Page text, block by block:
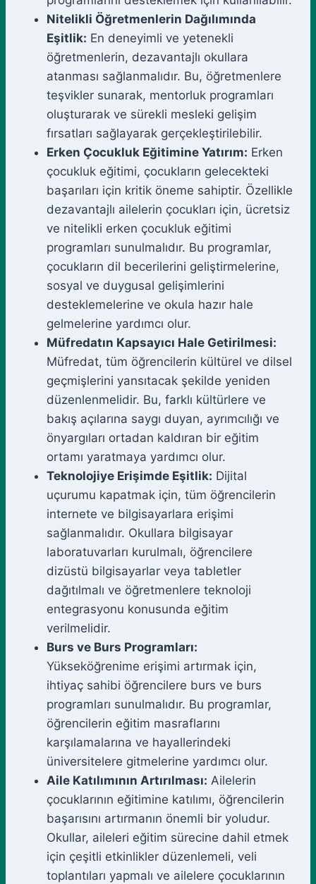
Nitelikli Öğretmenlerin Dağılımında
Eşitlik: En deneyimli ve yetenekli
öğretmenlerin, dezavantajlı okullara
atanması sağlanmalıdır. Bu, öğretmenlere
teşvikler sunarak, mentorluk programları
oluşturarak ve sürekli mesleki gelişim
fırsatları sağlayarak gerçekleştirilebilir.
Erken Çocukluk Eğitimine Yatırım: Erken
çocukluk eğitimi, çocukların gelecekteki
başarıları için kritik öneme sahiptir. Özellikle
dezavantajlı ailelerin çocukları için, ücretsiz
ve nitelikli erken çocukluk eğitimi
programları sunulmalıdır. Bu programlar,
çocukların dil becerilerini geliştirmelerine,
sosyal ve duygusal gelişimlerini
desteklemelerine ve okula hazır hale
gelmelerine yardımcı olur.
Müfredatın Kapsayıcı Hale Getirilmesi:
Müfredat, tüm öğrencilerin kültürel ve dilsel
geçmişlerini yansıtacak şekilde yeniden
düzenlenmelidir. Bu, farklı kültürlere ve
bakış açılarına saygı duyan, ayrımcılığı ve
önyargıları ortadan kaldıran bir eğitim
ortamı yaratmaya yardımcı olur.
Teknolojiye Erişimde Eşitlik: Dijital
uçurumu kapatmak için, tüm öğrencilerin
internete ve bilgisayarlara erişimi
sağlanmalıdır. Okullara bilgisayar
laboratuvarları kurulmalı, öğrencilere
dizüstü bilgisayarlar veya tabletler
dağıtılmalı ve öğretmenlere teknoloji
entegrasyonu konusunda eğitim
verilmelidir.
Burs ve Burs Programları:
Yükseköğrenime erişimi artırmak için,
ihtiyaç sahibi öğrencilere burs ve burs
programları sunulmalıdır. Bu programlar,
öğrencilerin eğitim masraflarını
karşılamalarına ve hayallerindeki
üniversitelere gitmelerine yardımcı olur.
Aile Katılımının Artırılması: Ailelerin
çocuklarının eğitimine katılımı, öğrencilerin
başarısını artırmanın önemli bir yoludur.
Okullar, aileleri eğitim sürecine dahil etmek
için çeşitli etkinlikler düzenlemeli, veli
toplantıları yapmalı ve ailelere çocuklarının